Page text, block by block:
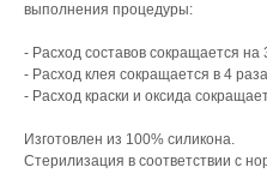
выполнения процедуры:
- Расход составов сокращается на
- Расход клея сокращается в 4 раза
- Расход краски и оксида
Изготовлен из 100% силикона.
Стерилизация в соответствии с